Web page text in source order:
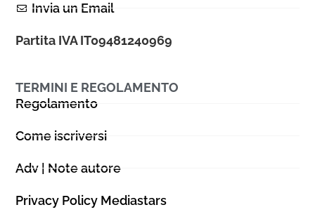
Invia un Email
Partita IVA IT09481240969
TERMINI E REGOLAMENTO
Regolamento
Come iscriversi
Adv | Note autore
Privacy Policy Mediastars